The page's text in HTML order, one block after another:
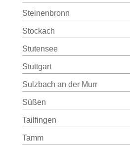
Steinenbronn
Stockach
Stutensee
Stuttgart
Sulzbach an der Murr
Süßen
Tailfingen
Tamm